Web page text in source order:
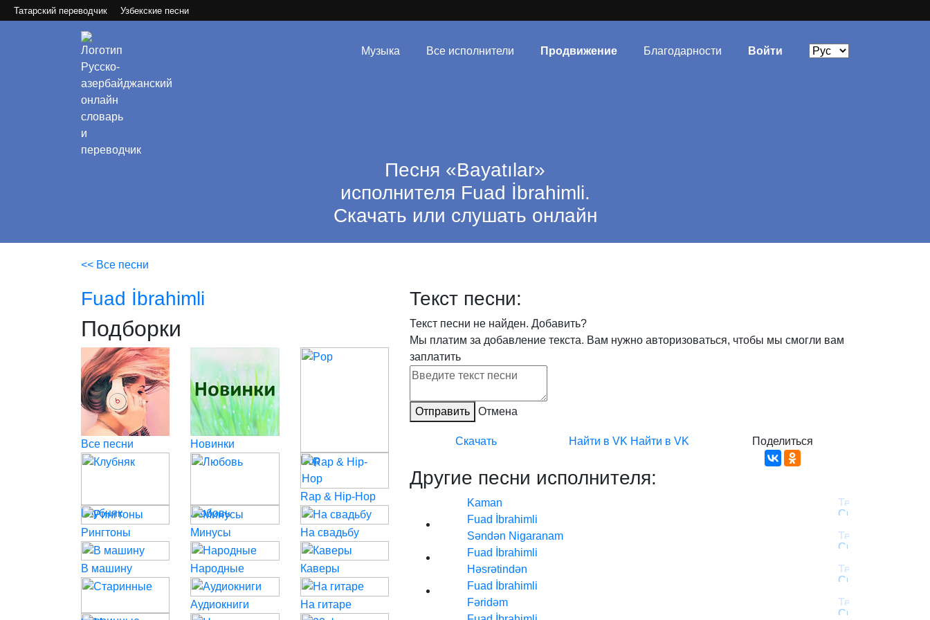
Татарский переводчик Узбекские песни
Музыка Все исполнители Продвижение Благодарности Войти
Песня «Bayatılar»
исполнителя Fuad İbrahimli.
Скачать или слушать онлайн
<< Все песни
Текст песни:
Текст песни не найден. Добавить?
Мы платим за добавление текста. Вам нужно авторизоваться, чтобы мы смогли вам
заплатить
Отправить Отмена
Скачать Найти в VK Найти в VK Поделиться
Другие песни исполнителя:
Kaman
Fuad İbrahimli
Səndən Nigaranam
Fuad İbrahimli
Həsrətindən
Fuad İbrahimli
Fəridəm
Fuad İbrahimli
Подборки
Все песни
Новинки
Pop
Клубняк Любовь
Rap & Hip-Hop
Рингтоны Минусы На свадьбу
В машину Народные Каверы
Аудиокниги На гитаре